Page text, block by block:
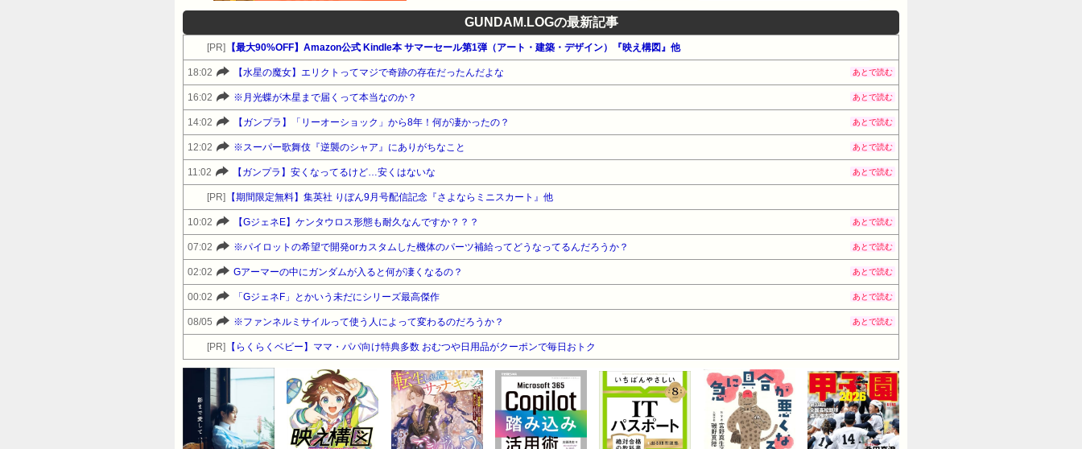
GUNDAM.LOGの最新記事
[PR] 【最大90%OFF】Amazon公式 Kindle本 サマーセール第1弾（アート・建築・デザイン）『映え構図』他
18:02 【水星の魔女】エリクトってマジで奇跡の存在だったんだよな あとで読む
16:02 ※月光蝶が木星まで届くって本当なのか？ あとで読む
14:02 【ガンプラ】「リーオーショック」から8年！何が凄かったの？ あとで読む
12:02 ※スーパー歌舞伎『逆襲のシャア』にありがちなこと あとで読む
11:02 【ガンプラ】安くなってるけど…安くはないな あとで読む
[PR] 【期間限定無料】集英社 りぼん9月号配信記念『さよならミニスカート』他
10:02 【GジェネE】ケンタウロス形態も耐久なんですか？？？ あとで読む
07:02 ※パイロットの希望で開発orカスタムした機体のパーツ補給ってどうなってるんだろうか？ あとで読む
02:02 Gアーマーの中にガンダムが入ると何が凄くなるの？ あとで読む
00:02 「GジェネF」とかいう未だにシリーズ最高傑作 あとで読む
08/05 ※ファンネルミサイルって使う人によって変わるのだろうか？ あとで読む
[PR] 【らくらくベビー】ママ・パパ向け特典多数 おむつや日用品がクーポンで毎日おトク